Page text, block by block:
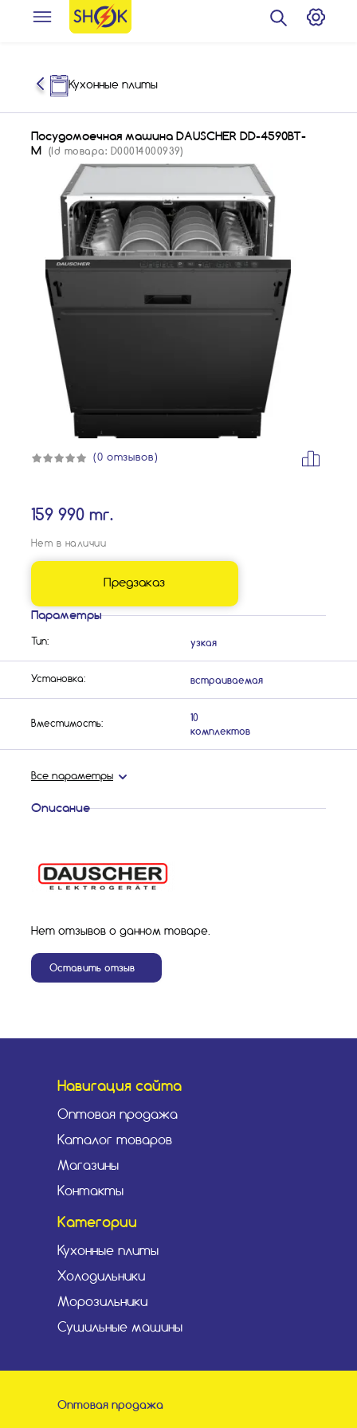
Кухонные плиты
Посудомоечная машина DAUSCHER DD-4590BT-
M (Id товара: D00014000939)
(0 отзывов)
Параметры
Тип: узкая
Установка: встраиваемая
Вместимость:
10
комплектов
Все параметры
159 990 тг.
Нет в наличии
Предзаказ
Описание
Нет отзывов о данном товаре.
Оставить отзыв
Навигация сайта
Оптовая продажа
Каталог товаров
Магазины
Контакты
Категории
Кухонные плиты
Холодильники
Морозильники
Сушильные машины
Оптовая продажа